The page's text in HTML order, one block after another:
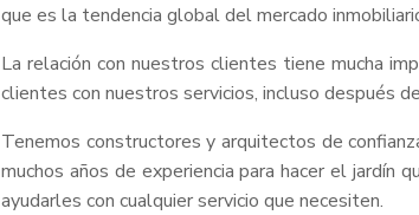
que es la tendencia global del mercado
La relación con nuestros clientes tiene mucha
clientes con nuestros servicios, incluso después
Tenemos constructores y arquitectos de
muchos años de experiencia para hacer el jardín
ayudarles con cualquier servicio que necesiten.